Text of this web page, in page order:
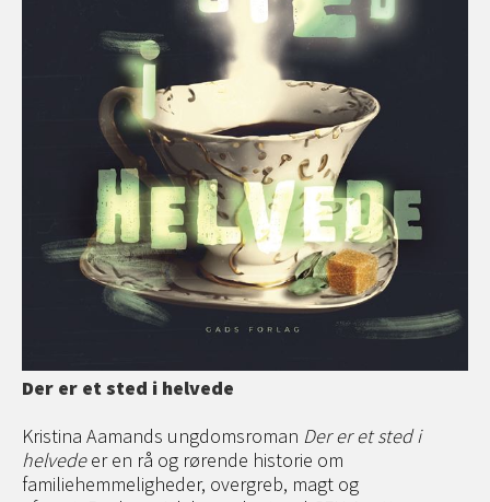
Der er et sted i helvede
Kristina Aamands ungdomsroman Der er et sted i
helvedeer en rå og rørende historie om
familiehemmeligheder, overgreb, magt og